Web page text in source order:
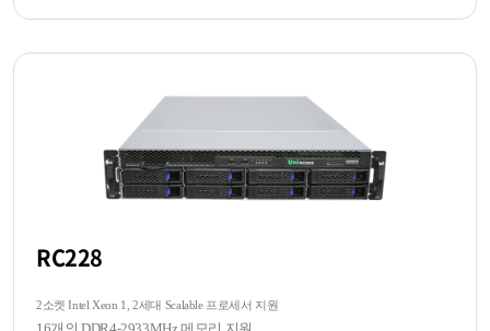
RC228
2소켓 Intel Xeon 1, 2세대 Scalable 프로세서 지원